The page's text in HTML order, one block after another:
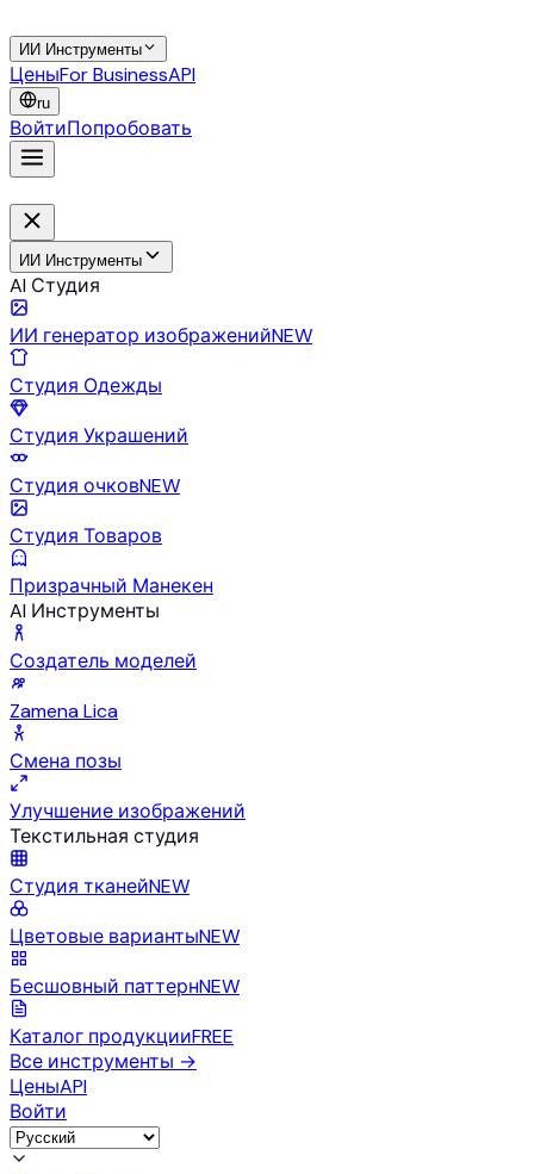
ИИ Инструменты
ЦеныFor BusinessAPI
ru
ВойтиПопробовать
ИИ Инструменты
AI Студия
ИИ генератор изображенийNEW
Студия Одежды
Студия Украшений
Студия очковNEW
Студия Товаров
Призрачный Манекен
AI Инструменты
Создатель моделей
Zamena Lica
Смена позы
Улучшение изображений
Текстильная студия
Студия тканейNEW
Цветовые вариантыNEW
Бесшовный паттернNEW
Каталог продукцииFREE
Все инструменты →
ЦеныAPI
Войти